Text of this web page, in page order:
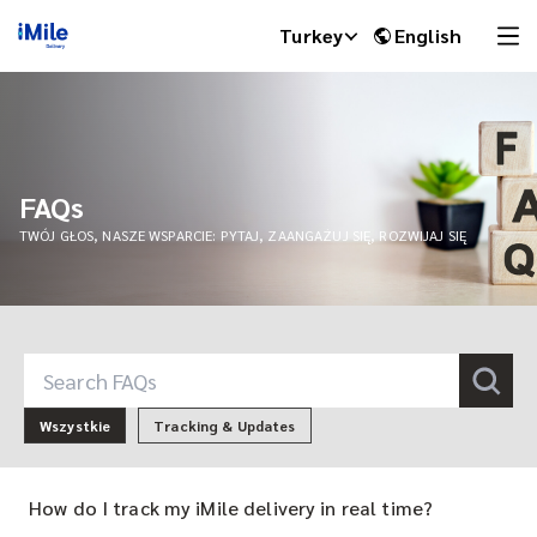
Turkey English
FAQs
TWÓJ GŁOS, NASZE WSPARCIE: PYTAJ, ZAANGAŻUJ SIĘ, ROZWIJAJ SIĘ
Wszystkie Tracking & Updates
How do I track my iMile delivery in real time?
iMile Chat